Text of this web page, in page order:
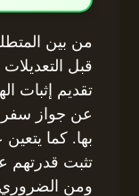
من بين
قبل
تقديم إثبات
عن جواز سفر
بها. كما
تثبت قدرتهم
ومن الضروري